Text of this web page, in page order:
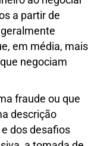
a partir de
em média, mais
negociam
fraude ou que
descrição
dos desafios